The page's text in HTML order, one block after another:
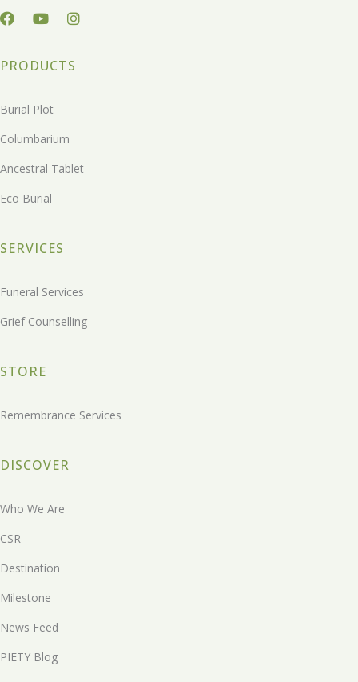
PRODUCTS
Burial Plot
Columbarium
Ancestral Tablet
Eco Burial
SERVICES
Funeral Services
Grief Counselling
STORE
Remembrance Services
DISCOVER
Who We Are
CSR
Destination
Milestone
News Feed
PIETY Blog